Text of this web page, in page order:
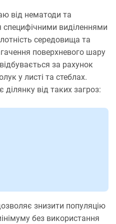
від нематоди та
специфічними виділеннями
середовища та
поверхневого шару
за рахунок
у листі та стеблах.
від таких загроз:
знизити популяцію
без використання